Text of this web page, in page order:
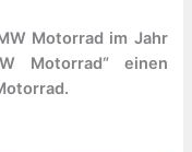
Motorrad im Jahr
Motorrad“ einen